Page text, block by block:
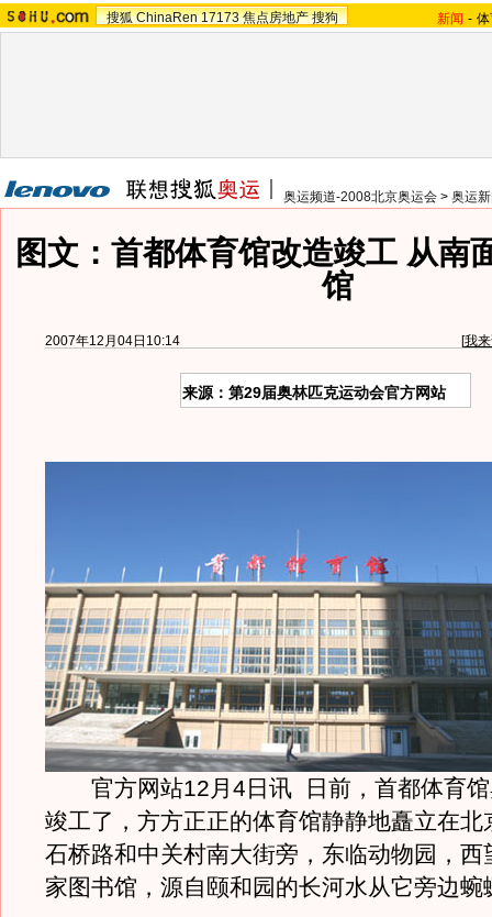
搜狐 ChinaRen 17173 焦点房地产 搜狗 新闻 -
奥运频道-2008北京奥运会 > 奥运
图文：首都体育馆改造竣工 从南
馆
2007年12月04日10:14 [我
来源：第29届奥林匹克运动会官方网站
官方网站12月4日讯 日前，首都体育馆
竣工了，方方正正的体育馆静静地矗立在北
石桥路和中关村南大街旁，东临动物园，西
家图书馆，源自颐和园的长河水从它旁边蜿